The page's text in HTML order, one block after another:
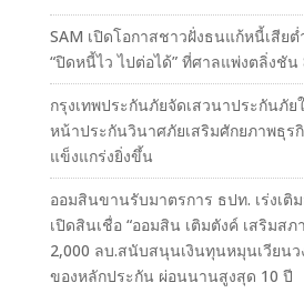
SAM เปิดโอกาสชาวฝั่งธนแก้หนี้เสีย
“ปิดหนี้ไว ไปต่อได้” ที่ศาลแพ่งตลิ่งชัน
กรุงเทพประกันภัยจัดเสวนาประกันภั
หน้าประกันวินาศภัยเสริมศักยภาพธุร
แข็งแกร่งยิ่งขึ้น
ออมสินขานรับมาตรการ ธปท. เร่งเติ
เปิดสินเชื่อ “ออมสิน เติมตังค์ เสริมสภ
2,000 ลบ.สนับสนุนเงินทุนหมุนเวียนว
ของหลักประกัน ผ่อนนานสูงสุด 10 ปี